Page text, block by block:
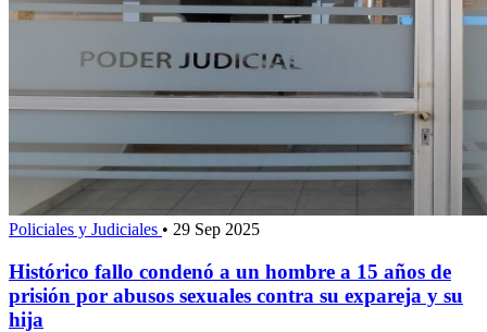
Policiales y Judiciales • 29 Sep 2025
Histórico fallo condenó a un hombre a 15 años de
prisión por abusos sexuales contra su expareja y su
hija